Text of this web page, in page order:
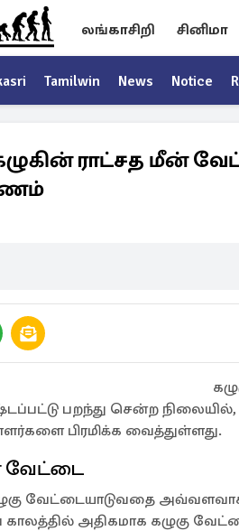
லங்காசிறி சினிமா
Tamilwin News Notice
கழுகின் ராட்சத மீன்
பறந்து சென்ற நிலையில்,
பிரமிக்க வைத்துள்ளது.
வேட்டை
வேட்டையாடுவதை
அதிகமாக கழுகு